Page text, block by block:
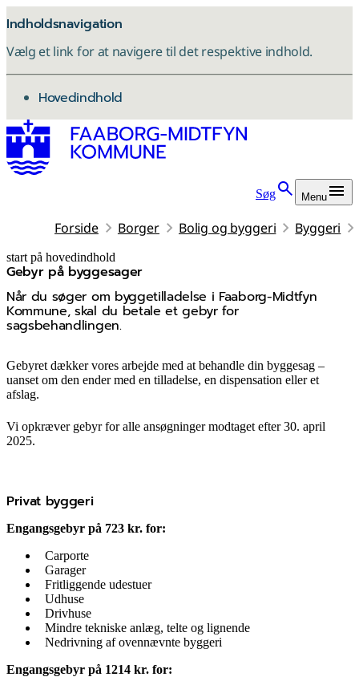
Indholdsnavigation
Vælg et link for at navigere til det respektive indhold.
gå til
Hovedindhold
Søg Menu
Forside Borger Bolig og byggeri Byggeri
start på hovedindhold
Gebyr på byggesager
Når du søger om byggetilladelse i Faaborg-Midtfyn
Kommune, skal du betale et gebyr for
sagsbehandlingen.
senest opdateret 29. januar 2026
Gebyret dækker vores arbejde med at behandle din byggesag –
uanset om den ender med en tilladelse, en dispensation eller et
afslag.
Vi opkræver gebyr for alle ansøgninger modtaget efter 30. april
2025.
Privat byggeri
Engangsgebyr på 723 kr. for:
Carporte
Garager
Fritliggende udestuer
Udhuse
Drivhuse
Mindre tekniske anlæg, telte og lignende
Nedrivning af ovennævnte byggeri
Engangsgebyr på 1214 kr. for: